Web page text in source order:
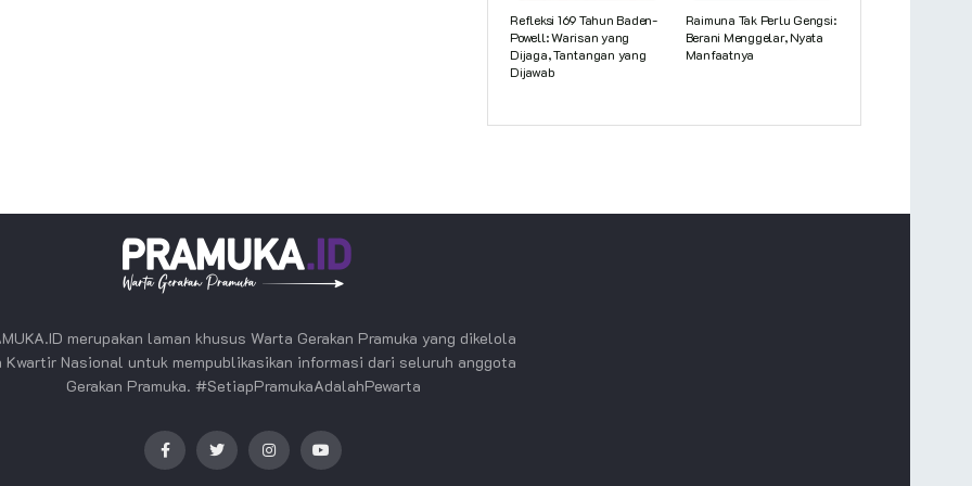
Refleksi 169 Tahun Baden-
Powell: Warisan yang
Dijaga, Tantangan yang
Dijawab
Raimuna Tak Perlu Gengsi:
Berani Menggelar, Nyata
Manfaatnya
merupakan laman khusus Warta Gerakan Pramuka yang dikelola
Kwartir Nasional untuk mempublikasikan informasi dari seluruh anggota
Gerakan Pramuka. #SetiapPramukaAdalahPewarta